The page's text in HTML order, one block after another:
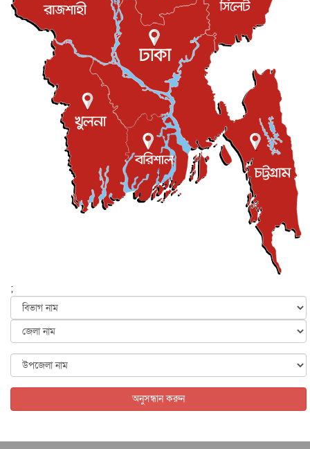
মাত্র ৬ দিনেই ১ বিলিয়ন ডলারের ক্লাবে ‘স্পাইডার-ম্যান : ব্র্য...
দেশের কারিগরি ও ক্রীড়া শিক্ষায় সহযোগিতার আগ্রহ অস্ট্রেলিয়ার
জাতীয় ৪ আগস্ট, ২০২৬
সব সরকারি দপ্তরের জন্য জরুরি নির্দেশনা
জাতীয় ৪ আগস্ট, ২০২৬
সম্পত্তি দান করলেও জীবদ্দশায় ভোগদখলের অধিকার থাকবে
৪ আগস্ট, ২০২৬
বাংলাদেশ-কোরিয়ার অর্থনৈতিক সম্পর্ক নতুন দিগন্ত উন্মোচন
করবে...
৪ আগস্ট, ২০২৬
৪ আগস্ট, ২০২৬
‘ট্রাম্প প্রশাসন না থাকলে তেল শিল্প ধ্বংস হয়ে যেত’, দাবি মা...
যৌন হয়রানির মামলায় কুস্তির সাবেক প্রধানকে খালাস দিয়েছেন
আন্তর্জাতিক ৪ আগস্ট, ২০২৬
;
অনুসন্ধান করুন